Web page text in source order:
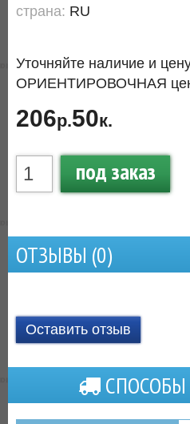
страна: RU
Уточняйте наличие и
ОРИЕНТИРОВОЧНАЯ
206р.50к.
под заказ
ОТЗЫВЫ (0)
Оставить отзыв